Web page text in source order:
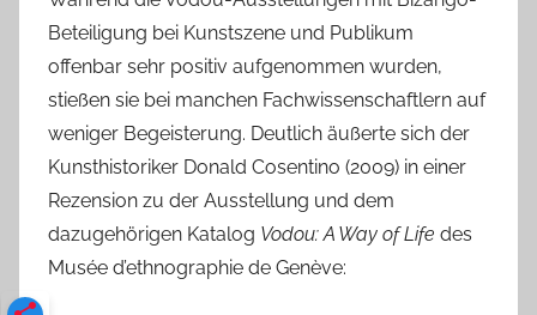
Beteiligung bei Kunstszene und Publikum
offenbar sehr positiv aufgenommen wurden,
stießen sie bei manchen Fachwissenschaftlern auf
weniger Begeisterung. Deutlich äußerte sich der
Kunsthistoriker Donald Cosentino (2009) in einer
Rezension zu der Ausstellung und dem
dazugehörigen Katalog Vodou: A Way of Life des
Musée d’ethnographie de Genève: